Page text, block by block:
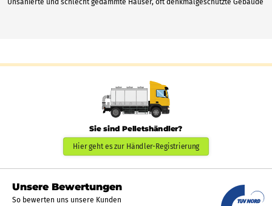
Unsanierte und schlecht gedämmte Häuser, oft denkmalgeschützte Gebäude
Sie sind Pelletshändler?
Hier geht es zur Händler-Registrierung
Unsere Bewertungen
So bewerten uns unsere Kunden